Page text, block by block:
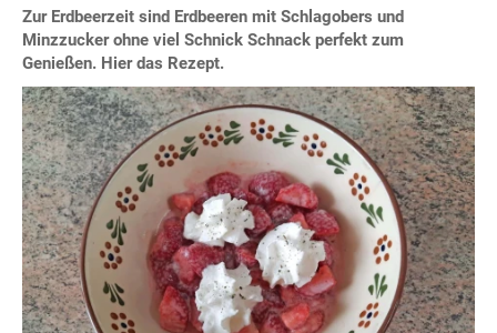
Zur Erdbeerzeit sind Erdbeeren mit Schlagobers und
Minzzucker ohne viel Schnick Schnack perfekt zum
Genießen. Hier das Rezept.